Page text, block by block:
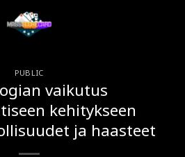
PUBLIC
vaikutus
kehitykseen
ja haasteet